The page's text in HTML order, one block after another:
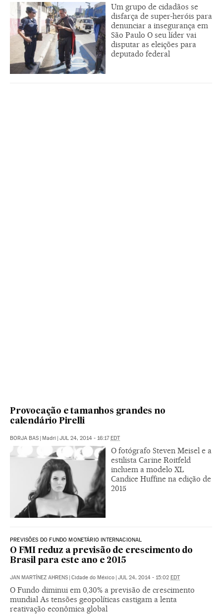
Um grupo de cidadãos se
disfarça de super-heróis para
denunciar a insegurança em
São Paulo O seu líder vai
disputar as eleições para
deputado federal
Provocação e tamanhos grandes no
calendário Pirelli
BORJA BAS | Madri | JUL 24, 2014 - 16:17EDT
O fotógrafo Steven Meisel e a
estilista Carine Roitfeld
incluem a modelo XL
Candice Huffine na edição de
2015
PREVISÕES DO FUNDO MONETÁRIO INTERNACIONAL
O FMI reduz a previsão de crescimento do
Brasil para este ano e 2015
JAN MARTÍNEZ AHRENS | Cidade do México | JUL 24, 2014 - 15:02 EDT
O Fundo diminui em 0,30% a previsão de crescimento
mundial As tensões geopolíticas castigam a lenta
reativação econômica global